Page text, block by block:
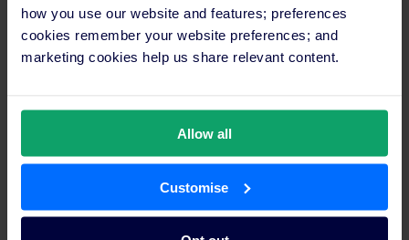
how you use our website and features; preferences
cookies remember your website preferences; and
marketing cookies help us share relevant content.
Allow all
Customise
o descensos de las llegadas a tu destino o
aumentos o descensos de determinados mercados
emisores.
Asegúrate de que se recopilan datos de buena
calidad, incluido el rendimiento de canales
específicos, tipos de viaje (de negocios o de ocio,
huéspedes y métricas detalladas, como el RevPAR.
Ten siempre en cuenta los acontecimientos, las